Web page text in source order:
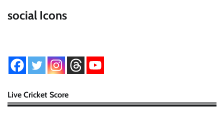
social Icons
Live Cricket Score